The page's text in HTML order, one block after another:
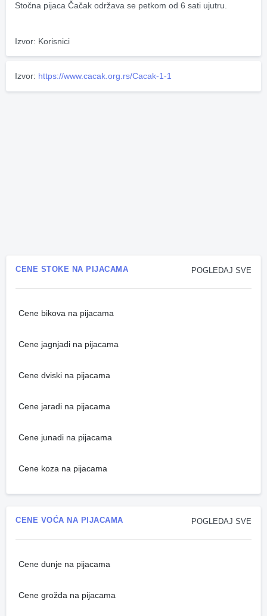
Stočna pijaca Čačak održava se petkom od 6 sati ujutru.
Izvor: Korisnici
Izvor: https://www.cacak.org.rs/Cacak-1-1
POGLEDAJ SVE
CENE STOKE NA PIJACAMA
Cene bikova na pijacama
Cene jagnjadi na pijacama
Cene dviski na pijacama
Cene jaradi na pijacama
Cene junadi na pijacama
Cene koza na pijacama
POGLEDAJ SVE
CENE VOĆA NA PIJACAMA
Cene dunje na pijacama
Cene grožđa na pijacama